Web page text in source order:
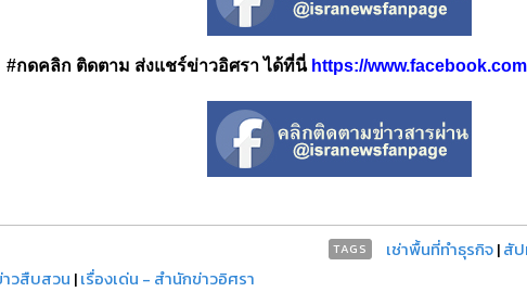
#กดคลิก ติดตาม ส่งแชร์ข่าวอิศรา ได้ที่นี่ https://
วสืบสวน |เรื่องเด่น - สำนักข่าวอิศรา
TAGS เช่าพื้นที่ทำธุรกิจ|สั